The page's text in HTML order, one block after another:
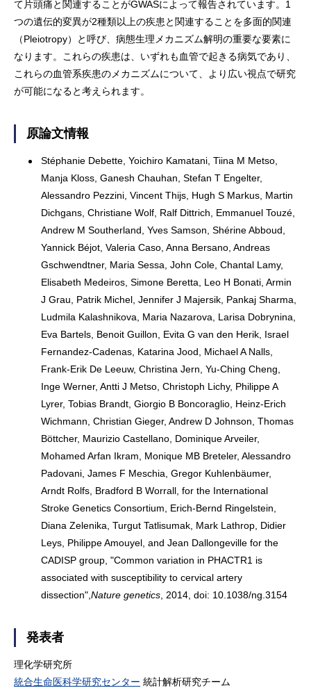
て片頭痛と関連することがGWASによって報告されています。1
つの遺伝的変異が2種類以上の疾患と関連することを多面的関連
（Pleiotropy）と呼び、病態生理メカニズム解明の重要な要素に
なります。これらの疾患は、いずれも血管で起きる病気であり、
これらの血管系疾患のメカニズムについて、より広い視点で研究
が可能になると考えられます。
原論文情報
Stéphanie Debette, Yoichiro Kamatani, Tiina M Metso,
Manja Kloss, Ganesh Chauhan, Stefan T Engelter,
Alessandro Pezzini, Vincent Thijs, Hugh S Markus, Martin
Dichgans, Christiane Wolf, Ralf Dittrich, Emmanuel Touzé,
Andrew M Southerland, Yves Samson, Shérine Abboud,
Yannick Béjot, Valeria Caso, Anna Bersano, Andreas
Gschwendtner, Maria Sessa, John Cole, Chantal Lamy,
Elisabeth Medeiros, Simone Beretta, Leo H Bonati, Armin
J Grau, Patrik Michel, Jennifer J Majersik, Pankaj Sharma,
Ludmila Kalashnikova, Maria Nazarova, Larisa Dobrynina,
Eva Bartels, Benoit Guillon, Evita G van den Herik, Israel
Fernandez-Cadenas, Katarina Jood, Michael A Nalls,
Frank-Erik De Leeuw, Christina Jern, Yu-Ching Cheng,
Inge Werner, Antti J Metso, Christoph Lichy, Philippe A
Lyrer, Tobias Brandt, Giorgio B Boncoraglio, Heinz-Erich
Wichmann, Christian Gieger, Andrew D Johnson, Thomas
Böttcher, Maurizio Castellano, Dominique Arveiler,
Mohamed Arfan Ikram, Monique MB Breteler, Alessandro
Padovani, James F Meschia, Gregor Kuhlenbäumer,
Arndt Rolfs, Bradford B Worrall, for the International
Stroke Genetics Consortium, Erich-Bernd Ringelstein,
Diana Zelenika, Turgut Tatlisumak, Mark Lathrop, Didier
Leys, Philippe Amouyel, and Jean Dallongeville for the
CADISP group, "Common variation in PHACTR1 is
associated with susceptibility to cervical artery
dissection",Nature genetics , 2014, doi: 10.1038/ng.3154
発表者
理化学研究所
統合生命医科学研究センター 統計解析研究チーム